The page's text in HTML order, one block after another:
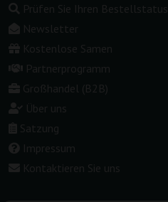
Prüfen Sie Ihren Bestellstatus
Newsletter
Kostenlose Samen
Partnerprogramm
Großhandel (B2B)
Über uns
Satzung
Impressum
Kontaktieren Sie uns